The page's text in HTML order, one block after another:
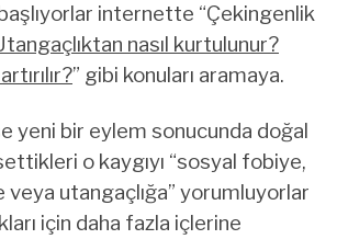
internette “Çekingenlik
nasıl kurtulunur?
” gibi konuları aramaya.
yeni bir eylem sonucunda doğal
o kaygıyı “sosyal fobiye,
veya utangaçlığa” yorumluyorlar
için daha fazla içlerine